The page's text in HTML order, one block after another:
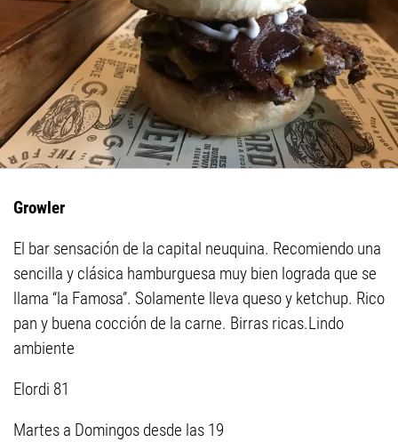
Growler
El bar sensación de la capital neuquina. Recomiendo una
sencilla y clásica hamburguesa muy bien lograda que se
llama “la Famosa”. Solamente lleva queso y ketchup. Rico
pan y buena cocción de la carne. Birras ricas.Lindo
ambiente
Elordi 81
Martes a Domingos desde las 19